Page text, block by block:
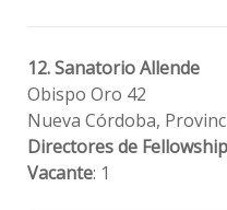
12. Sanatorio Allende
Obispo Oro 42
Nueva Córdoba,
Directores de Fellowship
Vacante: 1